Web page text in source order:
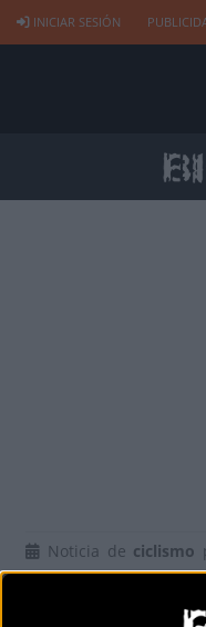
INICIAR SESIÓN
Noticia de ciclismo
2018a las10:13hen la